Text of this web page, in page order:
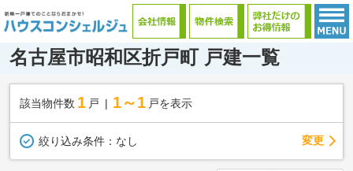
名古屋市昭和区折戸町 戸建一覧
該当物件数 1 戸 1～1 戸を表示
絞り込み条件： なし 変更